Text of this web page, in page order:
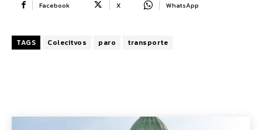
Facebook X WhatsApp
TAGS Colecitvos paro transporte